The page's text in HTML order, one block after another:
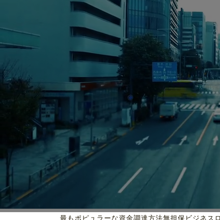
最もポピュラーな資金調達方法無担保ビジネス